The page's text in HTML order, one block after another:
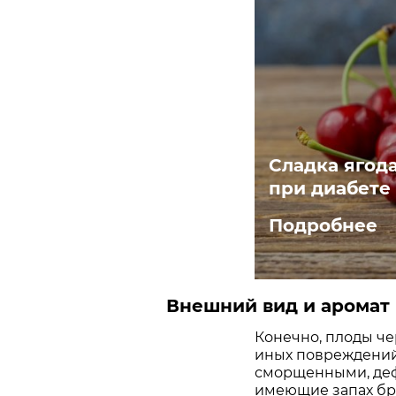
Сладка
при
Подробнее
Внешний вид и аромат
Конечно, плоды
иных
сморщенными,
имеющие запах